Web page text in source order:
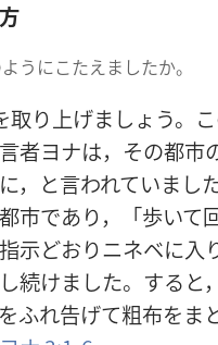
うにこたえましたか。
り上げましょう。
者ヨナは，その都市
，と言われていまし
市であり，「歩いて
示どおりニネベに
続けました。すると
ふれ告げて粗布をま